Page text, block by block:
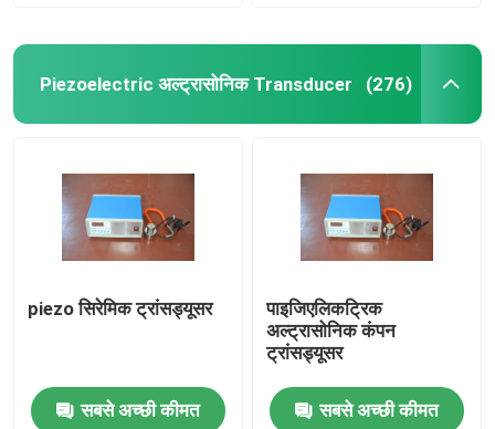
Piezoelectric अल्ट्रासोनिक Transducer (276)
piezo सिरेमिक ट्रांसड्यूसर
सबसे अच्छी कीमत
पाइजिएलिकट्रिक
अल्ट्रासोनिक कंपन
ट्रांसड्यूसर
सबसे अच्छी कीमत